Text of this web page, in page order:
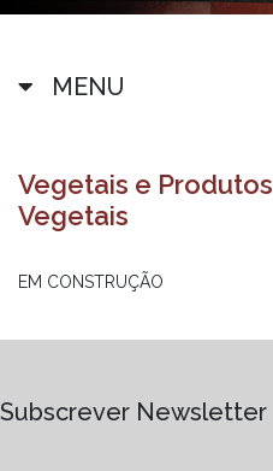
MENU
Vegetais e Produtos
Vegetais
EM CONSTRUÇÃO
Subscrever Newsletter